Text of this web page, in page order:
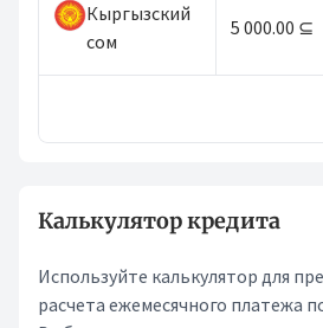
Кыргызский
сом
5 000.00 ⊆
Калькулятор кредита
Используйте калькулятор для
расчета ежемесячного платежа